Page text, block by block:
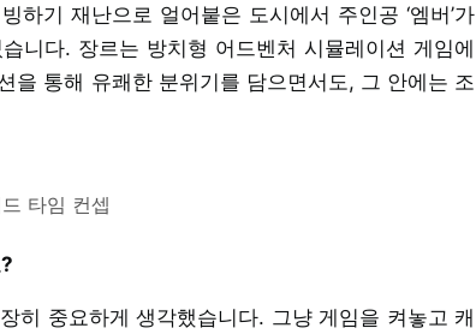
하기 재난으로 얼어붙은 도시에서 주인공 ‘엠버’가
니다. 장르는 방치형 어드벤처 시뮬레이션 게임에
을 통해 유쾌한 분위기를 담으면서도, 그 안에는 조
타임 컨셉
히 중요하게 생각했습니다. 그냥 게임을 켜놓고 캐